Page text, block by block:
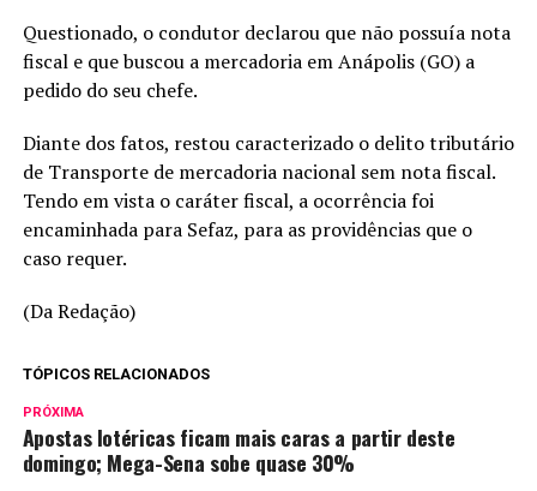
Questionado, o condutor declarou que não possuía nota
fiscal e que buscou a mercadoria em Anápolis (GO) a
pedido do seu chefe.
Diante dos fatos, restou caracterizado o delito tributário
de Transporte de mercadoria nacional sem nota fiscal.
Tendo em vista o caráter fiscal, a ocorrência foi
encaminhada para Sefaz, para as providências que o
caso requer.
(Da Redação)
TÓPICOS RELACIONADOS
PRÓXIMA
Apostas lotéricas ficam mais caras a partir deste
domingo; Mega-Sena sobe quase 30%